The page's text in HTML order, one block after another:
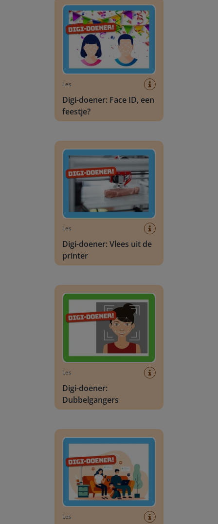
Les
Digi-doener: Face ID, een
feestje?
Les
Digi-doener: Vlees uit de
printer
Les
Digi-doener:
Dubbelgangers
Les